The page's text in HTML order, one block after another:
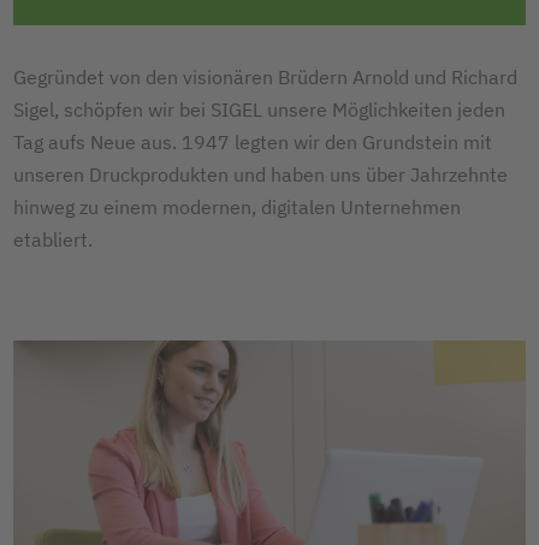
Gegründet von den visionären Brüdern Arnold und Richard
Sigel, schöpfen wir bei SIGEL unsere Möglichkeiten jeden
Tag aufs Neue aus. 1947 legten wir den Grundstein mit
unseren Druckprodukten und haben uns über Jahrzehnte
hinweg zu einem modernen, digitalen Unternehmen
etabliert.